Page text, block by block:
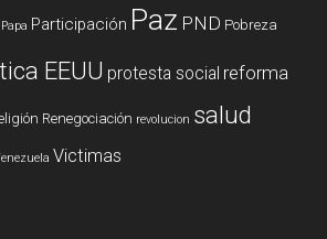
Papa Participación Paz PND Pobreza
EEUU protesta social reforma
Renegociación revolucion salud
Victimas